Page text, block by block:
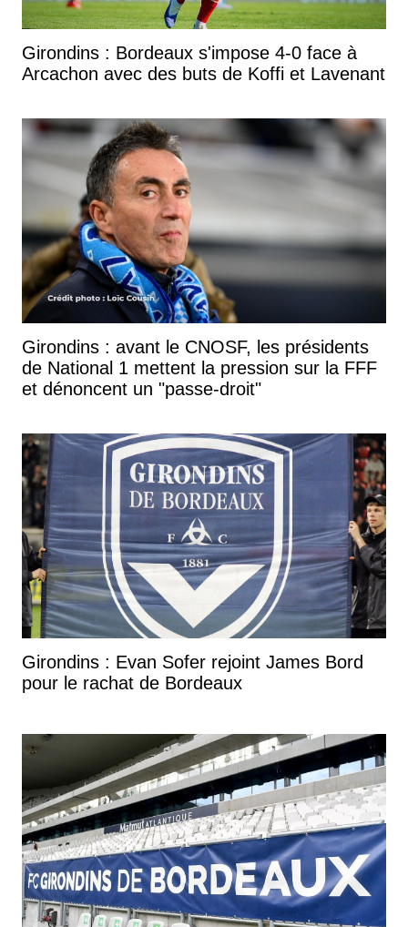
Girondins : Bordeaux s'impose 4-0 face à
Arcachon avec des buts de Koffi et Lavenant
Girondins : avant le CNOSF, les présidents
de National 1 mettent la pression sur la FFF
et dénoncent un "passe-droit"
Girondins : Evan Sofer rejoint James Bord
pour le rachat de Bordeaux